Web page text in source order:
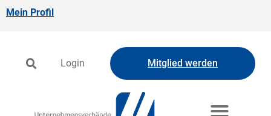
Mein Profil
Login Mitglied werden